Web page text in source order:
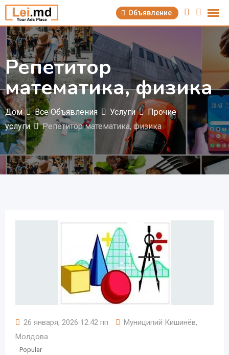
Перейти
содержимому
Объявление
Репетитор
математика, физика
Дом Все Объявления Услуги
Прочие
услуги
Репетитор математика, физика
26 января, 2026 12:42 пп Муниципий Кишинёв,
Молдова
Popular